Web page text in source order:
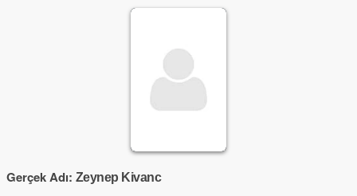
Gerçek Adı: Zeynep Kivanc